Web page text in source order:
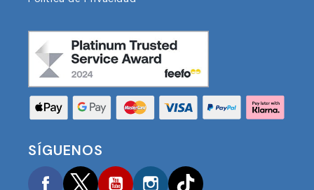
SÍGUENOS
FacebookTwitterYouTubeInstagram